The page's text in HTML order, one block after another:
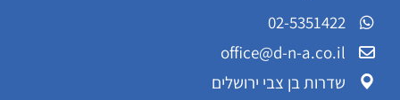
02-5351422
office@d-n-a.co.il
שדרות בן צבי ירושלים